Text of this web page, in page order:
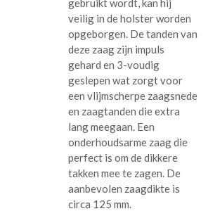
gebruikt wordt, kan hij
veilig in de holster worden
opgeborgen. De tanden van
deze zaag zijn impuls
gehard en 3-voudig
geslepen wat zorgt voor
een vlijmscherpe zaagsnede
en zaagtanden die extra
lang meegaan. Een
onderhoudsarme zaag die
perfect is om de dikkere
takken mee te zagen. De
aanbevolen zaagdikte is
circa 125 mm.